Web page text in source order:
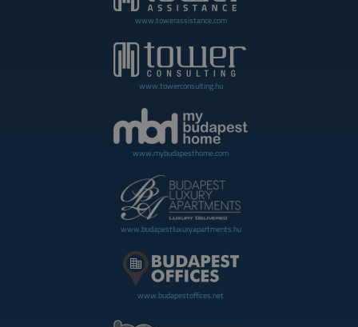
www.towerassistance.com
www.towerconsulting.hu
www.mybudapesthome.com
www.budapestluxuryapartments.hu
www.budapestoffices.net